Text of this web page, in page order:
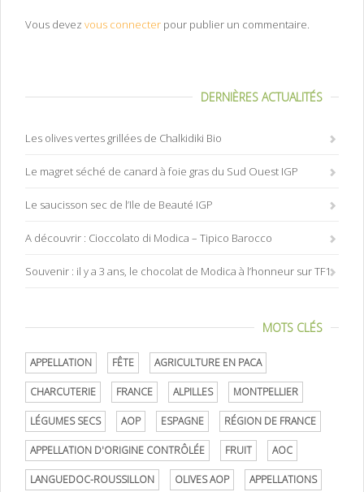
Vous devez vous connecter pour publier un commentaire.
DERNIÈRES ACTUALITÉS
Les olives vertes grillées de Chalkidiki Bio
Le magret séché de canard à foie gras du Sud Ouest IGP
Le saucisson sec de l’Ile de Beauté IGP
A découvrir : Cioccolato di Modica – Tipico Barocco
Souvenir : il y a 3 ans, le chocolat de Modica à l’honneur sur TF1
MOTS CLÉS
APPELLATION FÊTE AGRICULTURE EN PACA
CHARCUTERIE FRANCE ALPILLES MONTPELLIER
LÉGUMES SECS AOP ESPAGNE RÉGION DE FRANCE
APPELLATION D'ORIGINE CONTRÔLÉE FRUIT AOC
LANGUEDOC-ROUSSILLON OLIVES AOP APPELLATIONS